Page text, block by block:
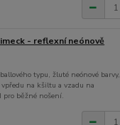
- reflexní neónově
typu, žluté neónové barvy,
na kšiltu a vzadu na
pro běžné nošení.